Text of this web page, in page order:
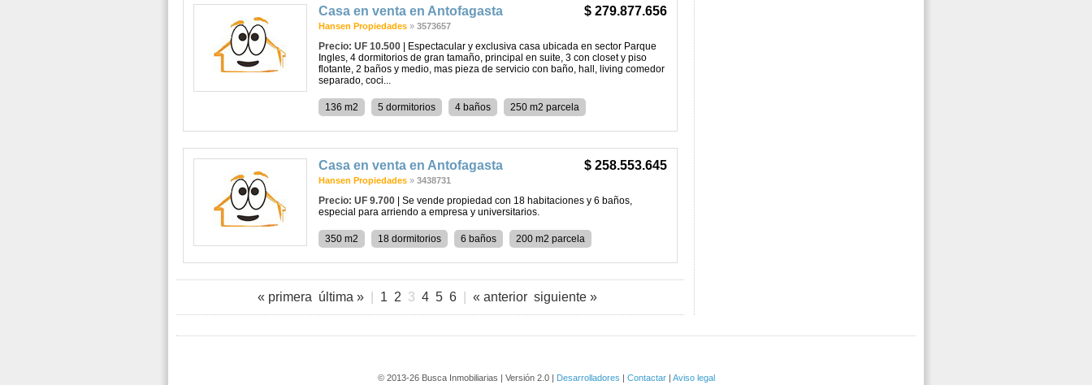
$ 279.877.656
Casa en venta en Antofagasta
Hansen Propiedades » 3573657
Precio: UF 10.500 | Espectacular y exclusiva casa ubicada en sector Parque
Ingles, 4 dormitorios de gran tamaño, principal en suite, 3 con closet y piso
flotante, 2 baños y medio, mas pieza de servicio con baño, hall, living comedor
separado, coci...
136 m2 5 dormitorios 4 baños 250 m2 parcela
$ 258.553.645
Casa en venta en Antofagasta
Hansen Propiedades » 3438731
Precio: UF 9.700 | Se vende propiedad con 18 habitaciones y 6 baños,
especial para arriendo a empresa y universitarios.
350 m2 18 dormitorios 6 baños 200 m2 parcela
« primera última » 1 2 3 4 5 6 « anterior siguiente »
© 2013-26 Busca Inmobiliarias | Versión 2.0 | Desarrolladores | Contactar| Aviso legal